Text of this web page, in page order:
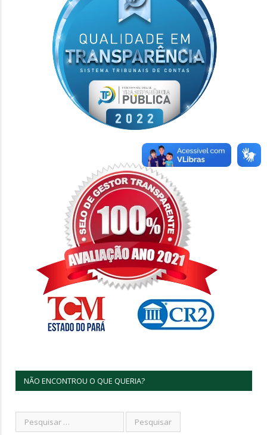
NÃO ENCONTROU O QUE QUERIA?